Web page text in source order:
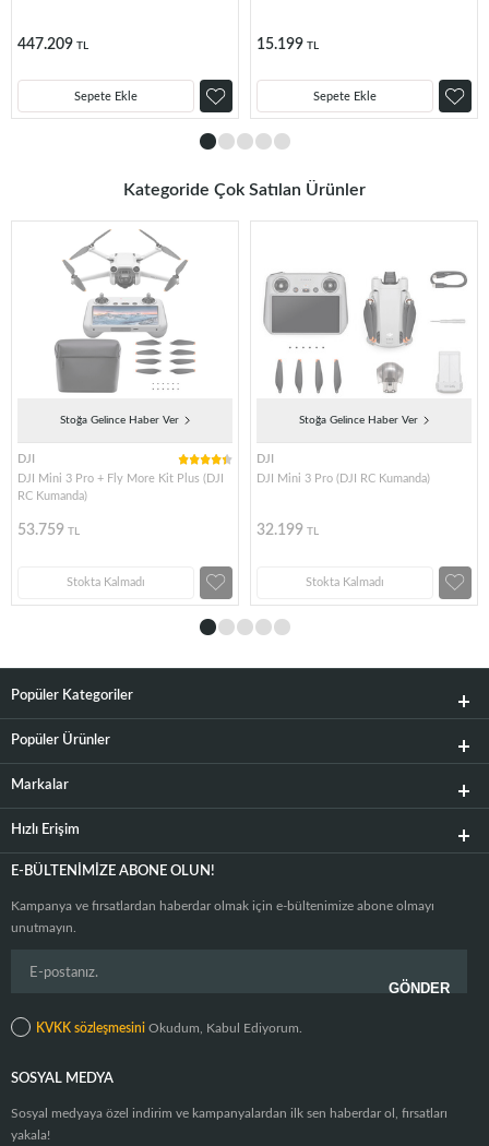
447.209 TL
Sepete Ekle
15.199 TL
Sepete Ekle
Kategoride Çok Satılan Ürünler
Stoğa Gelince Haber Ver
DJI
DJI Mini 3 Pro + Fly More Kit Plus (DJI
RC Kumanda)
53.759 TL
Stokta Kalmadı
Stoğa Gelince Haber Ver
DJI
DJI Mini 3 Pro (DJI RC Kumanda)
32.199 TL
Stokta Kalmadı
Popüler Kategoriler
Popüler Ürünler
Markalar
Hızlı Erişim
E-BÜLTENIMIZE ABONE OLUN!
Kampanya ve fırsatlardan haberdar olmak için e-bültenimize abone olmayı
unutmayın.
KVKK sözleşmesini Okudum, Kabul Ediyorum.
SOSYAL MEDYA
Sosyal medyaya özel indirim ve kampanyalardan ilk sen haberdar ol, fırsatları
yakala!